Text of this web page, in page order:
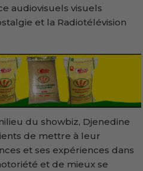
audiovisuels visuels
et la Radiotélévision
du showbiz, Djenedine
de mettre à leur
et ses expériences dans
et de mieux se